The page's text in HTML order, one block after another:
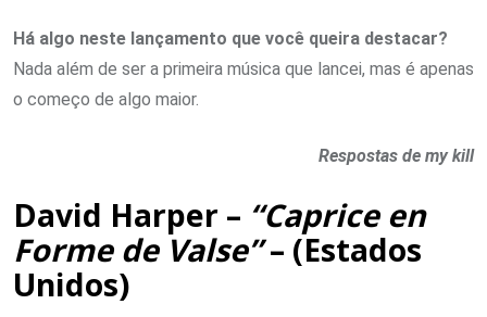
Há algo neste lançamento que você queira destacar?
Nada além de ser a primeira música que lancei, mas é apenas
o começo de algo maior.
Respostas de my kill
David Harper – “Caprice en
Forme de Valse”– (Estados
Unidos)